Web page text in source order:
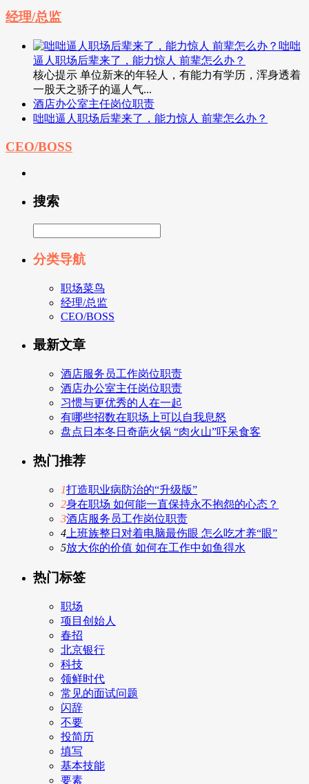
经理/总监
咄咄
逼人职场后辈来了，能力惊人 前辈怎么办？
核心提示 单位新来的年轻人，有能力有学历，浑身透着
一股天之骄子的逼人气...
酒店办公室主任岗位职责
咄咄逼人职场后辈来了，能力惊人 前辈怎么办？
CEO/BOSS
搜索
分类导航
职场菜鸟
经理/总监
CEO/BOSS
最新文章
酒店服务员工作岗位职责
酒店办公室主任岗位职责
习惯与更优秀的人在一起
有哪些招数在职场上可以自我息怒
盘点日本冬日奇葩火锅 “肉火山”吓呆食客
热门推荐
1打造职业病防治的“升级版”
2身在职场 如何能一直保持永不抱怨的心态？
3酒店服务员工作岗位职责
4 上班族整日对着电脑最伤眼 怎么吃才养“眼”
5放大你的价值 如何在工作中如鱼得水
热门标签
职场
项目创始人
春招
北京银行
科技
领鲜时代
常见的面试问题
闪辞
不要
投简历
填写
基本技能
要素